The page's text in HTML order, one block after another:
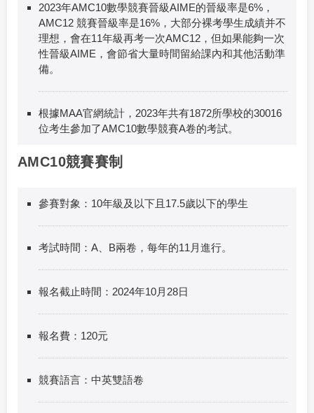
2023年AMC10數學競賽晉級AIME的晉級率是6%，
AMC12 競賽晉級率是16%，大部分裸考學生成績并不
理想，會在11年級再考一次AMC12，但如果能夠一次
性晉級AIME，會節省大量時間留給課內和其他活動準
備。
根據MAA官網統計，2023年共有1872所學校的30016
位考生參加了AMC10數學競賽A卷的考試。
AMC10競賽賽制
參賽對象：10年級及以下且17.5歲以下的學生
考試時間：A、B兩卷，每年的11月進行。
報名截止時間：2024年10月28日
報名費：120元
競賽語言：中英雙語卷